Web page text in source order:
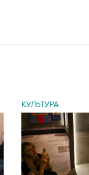
КУЛЬТУРА